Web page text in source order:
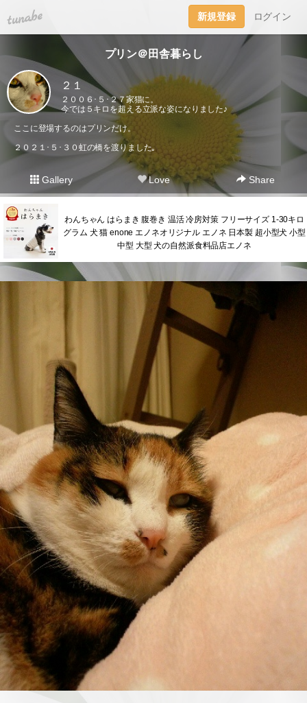
tuna.be 新規登録 ログイン
プリン＠田舎暮らし
２１
２００６･５･２７家猫に。
今では５キロを超える立派な姿になりました♪
ここに登場するのはプリンだけ。
２０２１･５･３０虹の橋を渡りました｡
Gallery Love Share
わんちゃん はらまき 腹巻き 温活 冷房対策 フリーサイズ 1-30キロ
グラム 犬 猫 enone エノネオリジナル エノネ 日本製 超小型犬 小型
中型 大型 犬の自然派食料品店エノネ